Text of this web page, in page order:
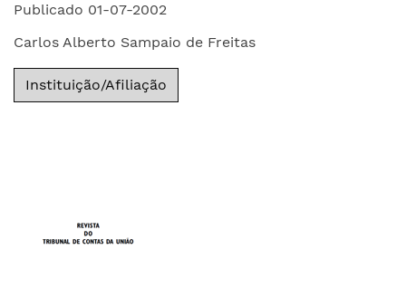
Publicado 01-07-2002
Carlos Alberto Sampaio de Freitas
Instituição/Afiliação